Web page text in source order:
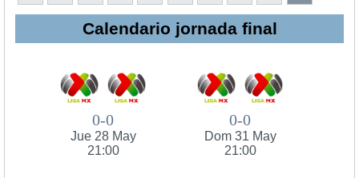
Calendario jornada final
0-0
Jue 28 May
21:00
0-0
Dom 31 May
21:00